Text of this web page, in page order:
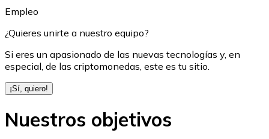
Bitcoin
BTC
Empleo
¿Quieres unirte a nuestro equipo?
Si eres un apasionado de las nuevas tecnologías y, en
especial, de las criptomonedas, este es tu sitio.
¡Sí, quiero!
Nuestros objetivos